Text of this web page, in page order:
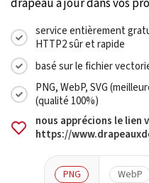
drapeau à jour dans vos
service entièrement
HTTP2 sûr et rapide
basé sur le fichier
PNG, WebP, SVG
(qualité 100%)
nous apprécions le lien
https://
PNG WebP